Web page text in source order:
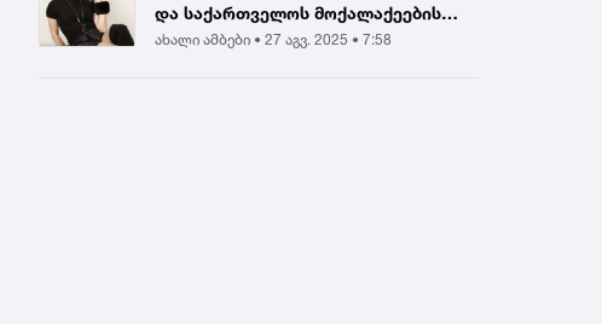
და საქართველოს მოქალაქეების
დააკავეს |...
ახალი ამბები • 27 აგვ. 2025 • 7:58